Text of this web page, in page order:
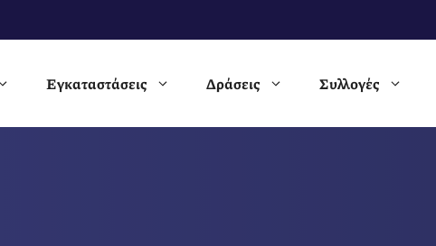
Εγκαταστάσεις Δράσεις Συλλογές